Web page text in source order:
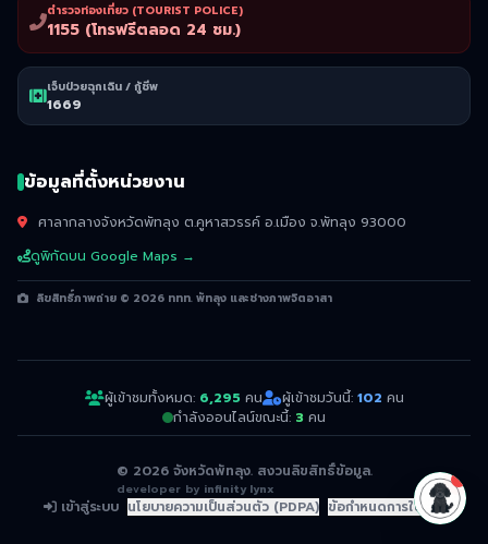
ตำรวจท่องเที่ยว (TOURIST POLICE)
1155 (โทรฟรีตลอด 24 ชม.)
เจ็บป่วยฉุกเฉิน / กู้ชีพ
1669
ข้อมูลที่ตั้งหน่วยงาน
ศาลากลางจังหวัดพัทลุง ต.คูหาสวรรค์ อ.เมือง จ.พัทลุง 93000
ดูพิกัดบน Google Maps →
ลิขสิทธิ์ภาพถ่าย © 2026 ททท. พัทลุง และช่างภาพจิตอาสา
ผู้เข้าชมทั้งหมด: 6,295 คน ผู้เข้าชมวันนี้: 102 คน
กำลังออนไลน์ขณะนี้: 3 คน
© 2026 จังหวัดพัทลุง. สงวนลิขสิทธิ์ข้อมูล.
developer by infinity lynx
เข้าสู่ระบบ นโยบายความเป็นส่วนตัว (PDPA) ข้อกำหนดการใช้งาน